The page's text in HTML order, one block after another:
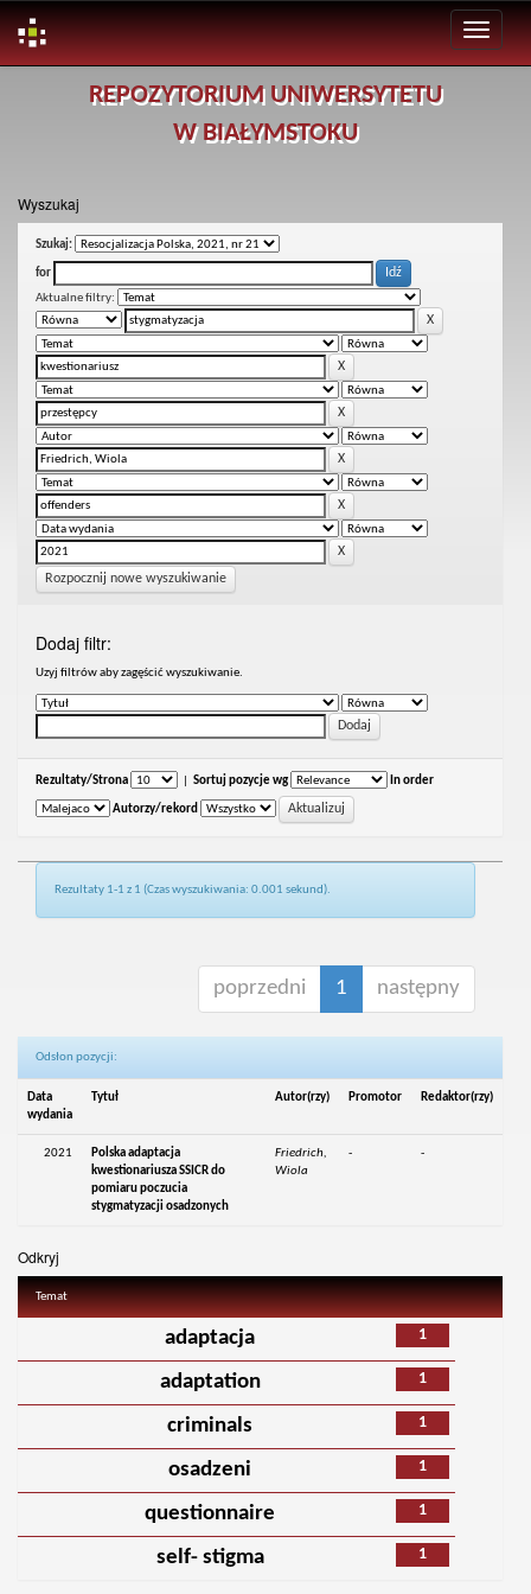
REPOZYTORIUM UNIWERSYTETU
W BIAŁYMSTOKU
Wyszukaj
Szukaj:
for
Aktualne filtry:
Rozpocznij nowe wyszukiwanie
Dodaj filtr:
Uzyj filtrów aby zagęścić wyszukiwanie.
Rezultaty/Strona Sortuj pozycje wg In order
Autorzy/rekord
Rezultaty 1-1 z 1 (Czas wyszukiwania: 0.001 sekund).
poprzedni 1 następny
Odsłon pozycji:
Data
wydania
Tytuł Autor(rzy) Promotor Redaktor(rzy)
2021
Polska adaptacja
kwestionariusza SSICR do
pomiaru poczucia
stygmatyzacji osadzonych
Friedrich,
Wiola
- -
Odkryj
Temat
1
adaptacja
1
adaptation
1
criminals
1
osadzeni
1
questionnaire
1
self- stigma